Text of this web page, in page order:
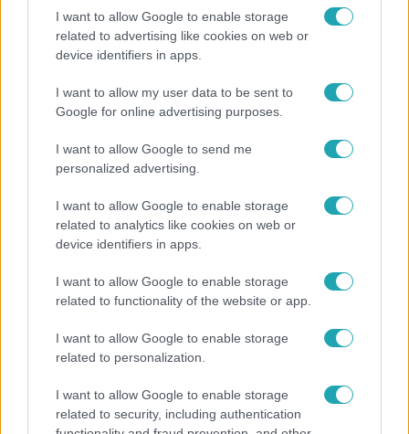
I want to allow Google to enable storage
related to advertising like cookies on web or
device identifiers in apps.
I want to allow my user data to be sent to
Google for online advertising purposes.
I want to allow Google to send me
personalized advertising.
I want to allow Google to enable storage
related to analytics like cookies on web or
device identifiers in apps.
I want to allow Google to enable storage
related to functionality of the website or app.
I want to allow Google to enable storage
related to personalization.
I want to allow Google to enable storage
related to security, including authentication
Megdöbbentő állapotban maradt meg az inotai
hőerőmű egykori központja
A tökéletes strandfotók mögött: ismert magyarok
vallottak szégyenről, fogyásról és önbizalomról